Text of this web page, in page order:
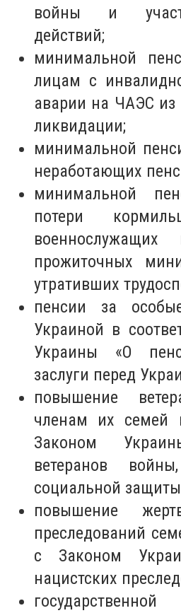
войны и
действий;
минимальной
лицам с
аварии на ЧАЭС из
ликвидации;
минимальной
неработающих
минимальной
потери
прожиточных
утративших
пенсии за
Украиной в
Украины «О
заслуги перед
повышение
членам их семей
Законом
ветеранов
социальной
повышение
преследований
с Законом
нацистских